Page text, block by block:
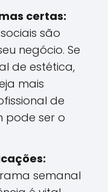
certas:
são
negócio. Se
de estética,
mais
de
pode ser o
semanal